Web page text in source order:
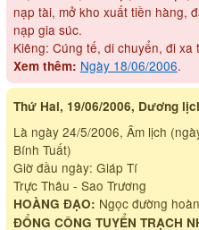
nạp tài, mở kho xuất tiền hàng,
nạp gia súc.
Kiêng: Cúng tế, di chuyển, đi xa
Xem thêm: Ngày 18/06/2006.
Thứ Hai, 19/06/2006, Dương
Là ngày 24/5/2006, Âm lịch
Bính Tuất)
Giờ đầu ngày: Giáp Tí
Trực Thâu - Sao Trương
HOÀNG ĐẠO: Ngọc đường
ĐỔNG CÔNG TUYỂN TRẠCH